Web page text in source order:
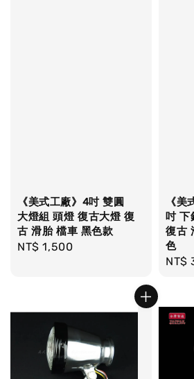
《美式工廠》4吋 雙圓
大燈組 頭燈 復古大燈 復
古 滑胎 檔車 黑色款
Regular
NT$ 1,500
《
吋 下
復古
色
NT$